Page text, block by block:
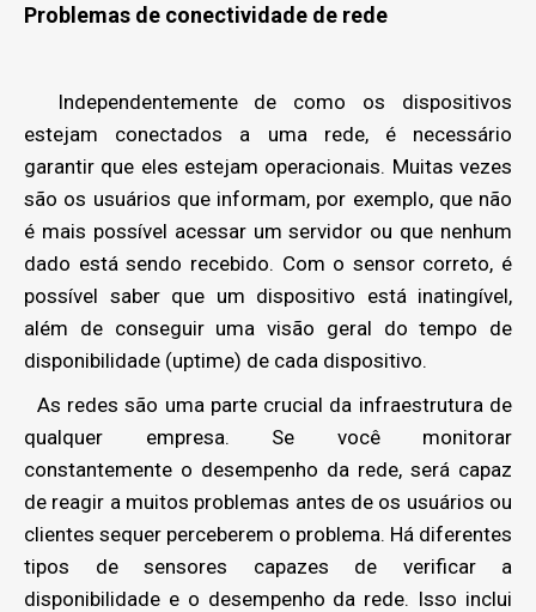
Problemas de conectividade de rede
Independentemente de como os dispositivos
estejam conectados a uma rede, é necessário
garantir que eles estejam operacionais. Muitas vezes
são os usuários que informam, por exemplo, que não
é mais possível acessar um servidor ou que nenhum
dado está sendo recebido. Com o sensor correto, é
possível saber que um dispositivo está inatingível,
além de conseguir uma visão geral do tempo de
disponibilidade (uptime) de cada dispositivo.
As redes são uma parte crucial da infraestrutura de
qualquer empresa. Se você monitorar
constantemente o desempenho da rede, será capaz
de reagir a muitos problemas antes de os usuários ou
clientes sequer perceberem o problema. Há diferentes
tipos de sensores capazes de verificar a
disponibilidade e o desempenho da rede. Isso inclui